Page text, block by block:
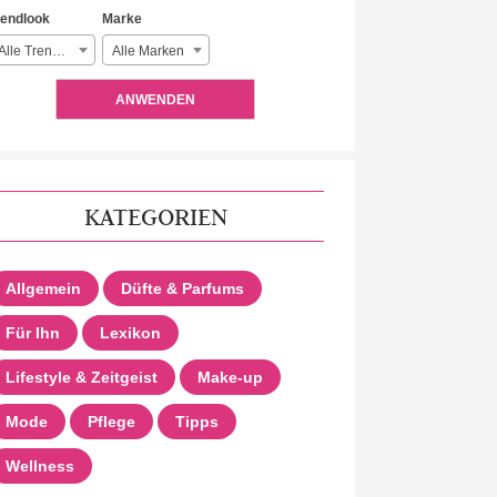
Alle Trendlooks
Marke
Alle Marken
ANWENDEN
KATEGORIEN
Allgemein Düfte & Parfums
Für Ihn Lexikon
Lifestyle & Zeitgeist Make-up
Mode Pflege Tipps
Wellness